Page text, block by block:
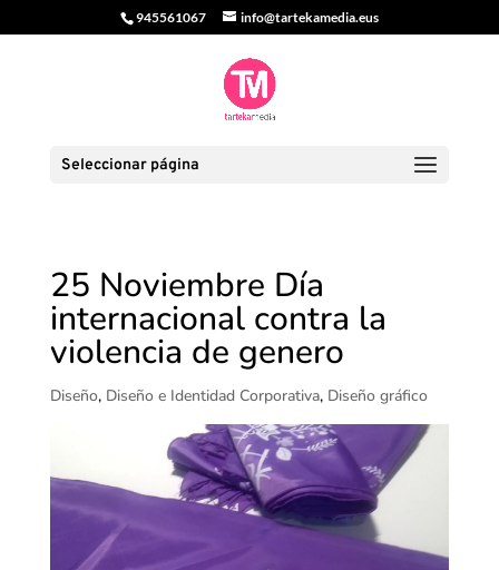
945561067 info@tartekamedia.eus
Seleccionar página
25 Noviembre Día
internacional contra la
violencia de genero
Diseño, Diseño e Identidad Corporativa, Diseño gráfico